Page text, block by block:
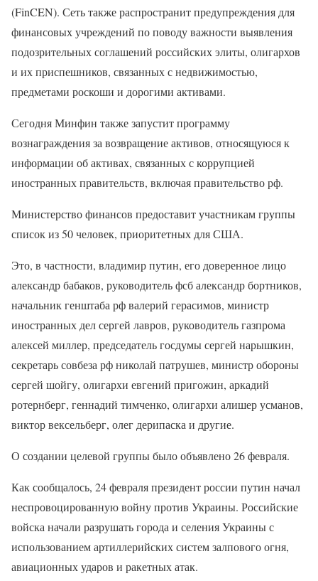
(FinCEN). Сеть также распространит предупреждения для
финансовых учреждений по поводу важности выявления
подозрительных соглашений российских элиты, олигархов
и их приспешников, связанных с недвижимостью,
предметами роскоши и дорогими активами.
Сегодня Минфин также запустит программу
вознаграждения за возвращение активов, относящуюся к
информации об активах, связанных с коррупцией
иностранных правительств, включая правительство рф.
Министерство финансов предоставит участникам группы
список из 50 человек, приоритетных для США.
Это, в частности, владимир путин, его доверенное лицо
александр бабаков, руководитель фсб александр бортников,
начальник генштаба рф валерий герасимов, министр
иностранных дел сергей лавров, руководитель газпрома
алексей миллер, председатель госдумы сергей нарышкин,
секретарь совбеза рф николай патрушев, министр обороны
сергей шойгу, олигархи евгений пригожин, аркадий
ротернберг, геннадий тимченко, олигархи алишер усманов,
виктор вексельберг, олег дерипаска и другие.
О создании целевой группы было объявлено 26 февраля.
Как сообщалось, 24 февраля президент россии путин начал
неспровоцированную войну против Украины. Российские
войска начали разрушать города и селения Украины с
использованием артиллерийских систем залпового огня,
авиационных ударов и ракетных атак.